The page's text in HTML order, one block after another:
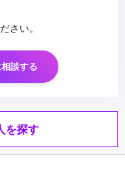
さい。
談する
を探す